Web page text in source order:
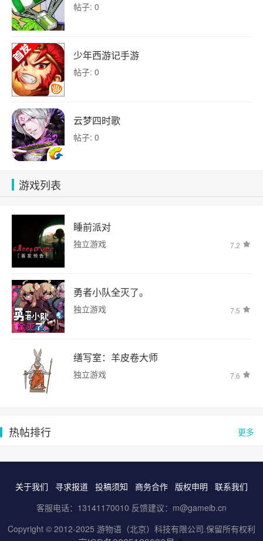
帖子: 0
少年西游记手游
帖子: 0
云梦四时歌
帖子: 0
游戏列表
睡前派对
独立游戏 7.2
勇者小队全灭了。
独立游戏 7.5
缮写室：羊皮卷大师
独立游戏 7.6
更多
热帖排行
关于我们 寻求报道 投稿须知 商务合作 版权申明
联系我们
客服电话：13141170010 反馈建议：m@gameib.cn
Copyright © 2012-2025 游物语（北京）科技有限公司.保留所有权利